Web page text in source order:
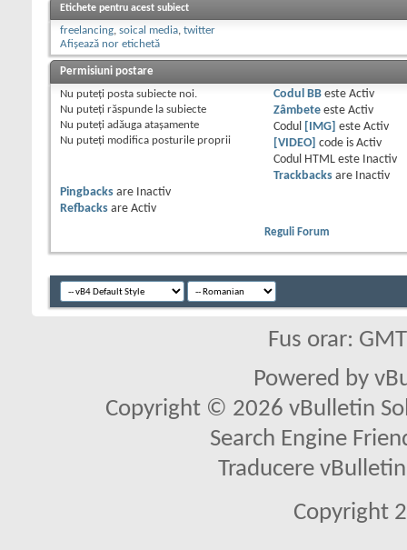
Etichete pentru acest subiect
freelancing, soical media, twitter
Afișează nor etichetă
Permisiuni postare
Nu puteţi posta subiecte noi.
Nu puteţi răspunde la subiecte
Nu puteţi adăuga ataşamente
Nu puteţi modifica posturile proprii
Codul BBeste Activ
Zâmbeteeste Activ
Codul
[IMG] este Activ
[VIDEO]
code is Activ
Codul HTML este
Inactiv
Trackbacksare
Inactiv
Pingbacks are
Inactiv
Refbacks are Activ
Reguli Forum
Fus orar:
Powered by
Copyright © 2026 vBulletin
Search Engine
Traducere
Copyright